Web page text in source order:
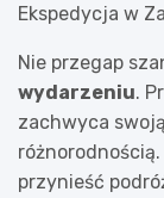
Ekspedycja w
Nie przegap
wydarzeniu.
zachwyca
przynieść